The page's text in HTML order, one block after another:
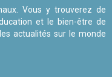
Vous y trouverez de
et le bien-être de
actualités sur le monde